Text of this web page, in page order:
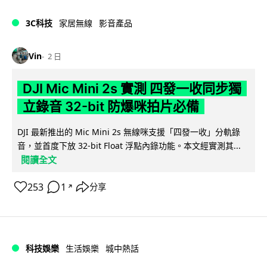
3C科技 家居無線 影音產品
Vin 2 日
DJI Mic Mini 2s 實測 四發一收同步獨
立錄音 32-bit 防爆咪拍片必備
DJI 最新推出的 Mic Mini 2s 無線咪支援「四發一收」分軌錄
音，並首度下放 32-bit Float 浮點內錄功能。本文經實測其...
閱讀全文
253 1 ↗ 分享
科技娛樂 生活娛樂 城中熱話